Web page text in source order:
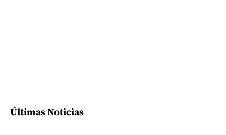
Últimas Noticias